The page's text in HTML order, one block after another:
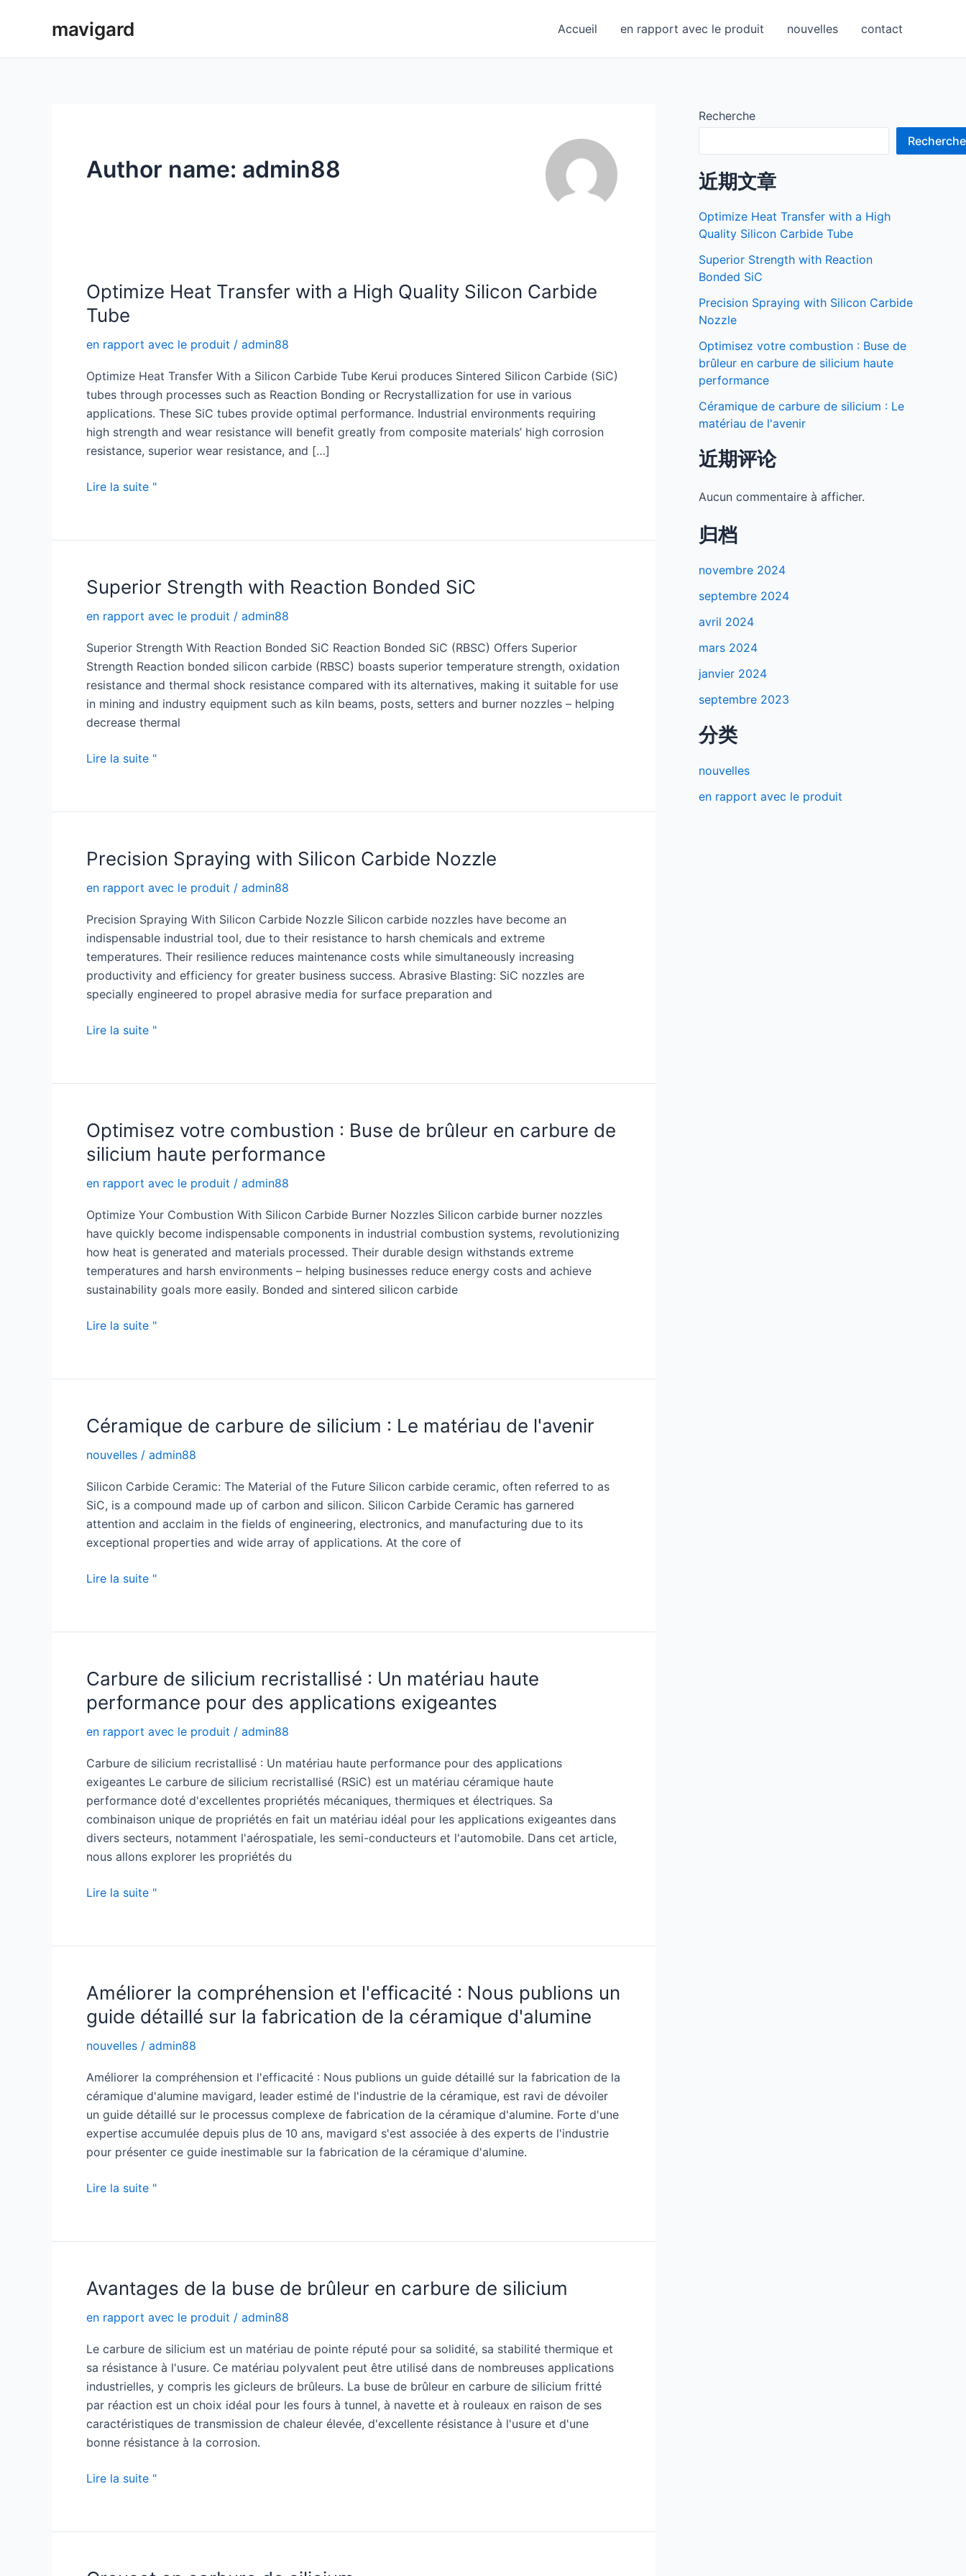
mavigard Accueil en rapport avec le produit nouvelles contact
Author name: admin88
Optimize Heat Transfer with a High Quality Silicon Carbide
Tube
en rapport avec le produit / admin88
Optimize Heat Transfer With a Silicon Carbide Tube Kerui produces Sintered Silicon Carbide (SiC)
tubes through processes such as Reaction Bonding or Recrystallization for use in various
applications. These SiC tubes provide optimal performance. Industrial environments requiring
high strength and wear resistance will benefit greatly from composite materials’ high corrosion
resistance, superior wear resistance, and […]
Optimize
with
High
Quality
Silicon
Tube
Lire la suite "
Superior Strength with Reaction Bonded SiC
en rapport avec le produit / admin88
Superior Strength With Reaction Bonded SiC Reaction Bonded SiC (RBSC) Offers Superior
Strength Reaction bonded silicon carbide (RBSC) boasts superior temperature strength, oxidation
resistance and thermal shock resistance compared with its alternatives, making it suitable for use
in mining and industry equipment such as kiln beams, posts, setters and burner nozzles – helping
decrease thermal
Superior
Reaction
SiC
Lire la suite "
Precision Spraying with Silicon Carbide Nozzle
en rapport avec le produit / admin88
Precision Spraying With Silicon Carbide Nozzle Silicon carbide nozzles have become an
indispensable industrial tool, due to their resistance to harsh chemicals and extreme
temperatures. Their resilience reduces maintenance costs while simultaneously increasing
productivity and efficiency for greater business success. Abrasive Blasting: SiC nozzles are
specially engineered to propel abrasive media for surface preparation and
Precision
Silicon
Nozzle
Lire la suite "
Optimisez votre combustion : Buse de brûleur en carbure de
silicium haute performance
en rapport avec le produit / admin88
Optimize Your Combustion With Silicon Carbide Burner Nozzles Silicon carbide burner nozzles
have quickly become indispensable components in industrial combustion systems, revolutionizing
how heat is generated and materials processed. Their durable design withstands extreme
temperatures and harsh environments – helping businesses reduce energy costs and achieve
sustainability goals more easily. Bonded and sintered silicon carbide
Optimisez
:
de
brûleur
en
de
silicium
haute
performance
Lire la suite "
Céramique de carbure de silicium : Le matériau de l'avenir
nouvelles / admin88
Silicon Carbide Ceramic: The Material of the Future Silicon carbide ceramic, often referred to as
SiC, is a compound made up of carbon and silicon. Silicon Carbide Ceramic has garnered
attention and acclaim in the fields of engineering, electronics, and manufacturing due to its
exceptional properties and wide array of applications. At the core of
Céramique
de
:
Le
matériau
de
Lire la suite "
Carbure de silicium recristallisé : Un matériau haute
performance pour des applications exigeantes
en rapport avec le produit / admin88
Carbure de silicium recristallisé : Un matériau haute performance pour des applications
exigeantes Le carbure de silicium recristallisé (RSiC) est un matériau céramique haute
performance doté d'excellentes propriétés mécaniques, thermiques et électriques. Sa
combinaison unique de propriétés en fait un matériau idéal pour les applications exigeantes dans
divers secteurs, notamment l'aérospatiale, les semi-conducteurs et l'automobile. Dans cet article,
nous allons explorer les propriétés du
Carbure
recristallisé
Un
matériau
haute
performance
des
applications
exigeantes
Lire la suite "
Améliorer la compréhension et l'efficacité : Nous publions un
guide détaillé sur la fabrication de la céramique d'alumine
nouvelles / admin88
Améliorer la compréhension et l'efficacité : Nous publions un guide détaillé sur la fabrication de la
céramique d'alumine mavigard, leader estimé de l'industrie de la céramique, est ravi de dévoiler
un guide détaillé sur le processus complexe de fabrication de la céramique d'alumine. Forte d'une
expertise accumulée depuis plus de 10 ans, mavigard s'est associée à des experts de l'industrie
pour présenter ce guide inestimable sur la fabrication de la céramique d'alumine.
Améliorer
et
Nous
publions
guide
détaillé
sur
la
fabrication
de
céramique
Lire la suite "
Avantages de la buse de brûleur en carbure de silicium
en rapport avec le produit / admin88
Le carbure de silicium est un matériau de pointe réputé pour sa solidité, sa stabilité thermique et
sa résistance à l'usure. Ce matériau polyvalent peut être utilisé dans de nombreuses applications
industrielles, y compris les gicleurs de brûleurs. La buse de brûleur en carbure de silicium fritté
par réaction est un choix idéal pour les fours à tunnel, à navette et à rouleaux en raison de ses
caractéristiques de transmission de chaleur élevée, d'excellente résistance à l'usure et d'une
bonne résistance à la corrosion.
Avantages
buse
brûleur
Lire la suite "
Recherche
Recherche
近期文章
Optimize Heat Transfer with a High
Quality Silicon Carbide Tube
Superior Strength with Reaction
Bonded SiC
Precision Spraying with Silicon Carbide
Nozzle
Optimisez votre combustion : Buse de
brûleur en carbure de silicium haute
performance
Céramique de carbure de silicium : Le
matériau de l'avenir
近期评论
Aucun commentaire à afficher.
归档
novembre 2024
septembre 2024
avril 2024
mars 2024
janvier 2024
septembre 2023
分类
nouvelles
en rapport avec le produit